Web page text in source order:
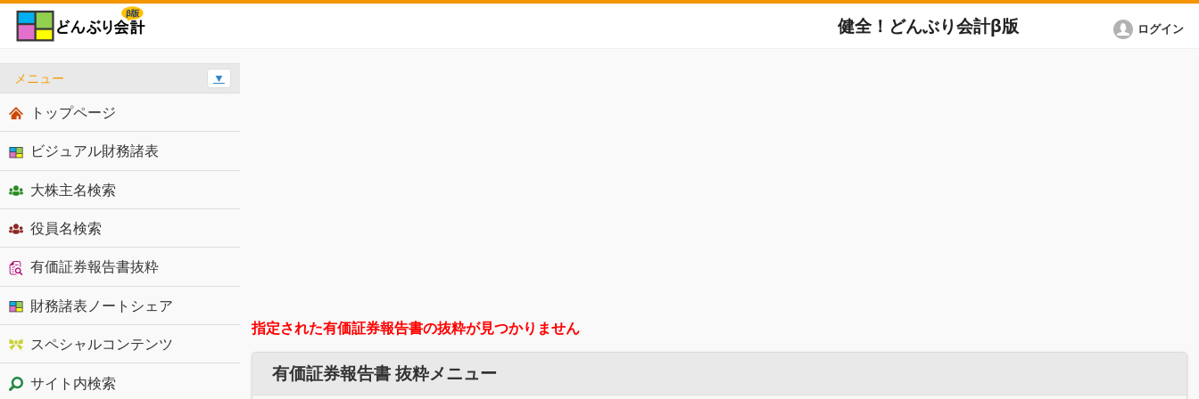
健全！どんぶり会計β版 ログイン
指定された有価証券報告書の抜粋が見つかりません
有価証券報告書 抜粋メニュー
メニュー ▼
トップページ
ビジュアル財務諸表
大株主名検索
役員名検索
有価証券報告書抜粋
財務諸表ノートシェア
スペシャルコンテンツ
サイト内検索